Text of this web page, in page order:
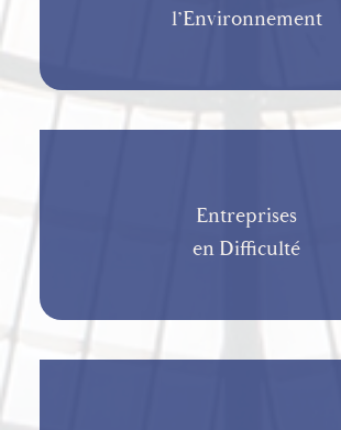
l’Environnement
Entreprises
en Difficulté